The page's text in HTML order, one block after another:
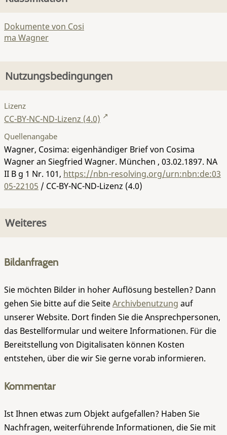
Dokumente von Cosi
ma Wagner
Nutzungsbedingungen
Lizenz
CC-BY-NC-ND-Lizenz (4.0)
Quellenangabe
Wagner, Cosima: eigenhändiger Brief von Cosima
Wagner an Siegfried Wagner. München , 03.02.1897. NA
II B g 1 Nr. 101, https://nbn-resolving.org/urn:nbn:de:03
05-22105 / CC-BY-NC-ND-Lizenz (4.0)
Weiteres
Bildanfragen
Sie möchten Bilder in hoher Auflösung bestellen? Dann
gehen Sie bitte auf die SeiteArchivbenutzung auf
unserer Website. Dort finden Sie die Ansprechpersonen,
das Bestellformular und weitere Informationen. Für die
Bereitstellung von Digitalisaten können Kosten
entstehen, über die wir Sie gerne vorab informieren.
Kommentar
Ist Ihnen etwas zum Objekt aufgefallen? Haben Sie
Nachfragen, weiterführende Informationen, die Sie mit